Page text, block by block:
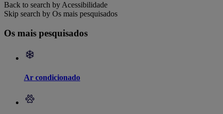
Back to search by Acessibilidade
Skip search by Os mais pesquisados
Os mais pesquisados
Ar condicionado